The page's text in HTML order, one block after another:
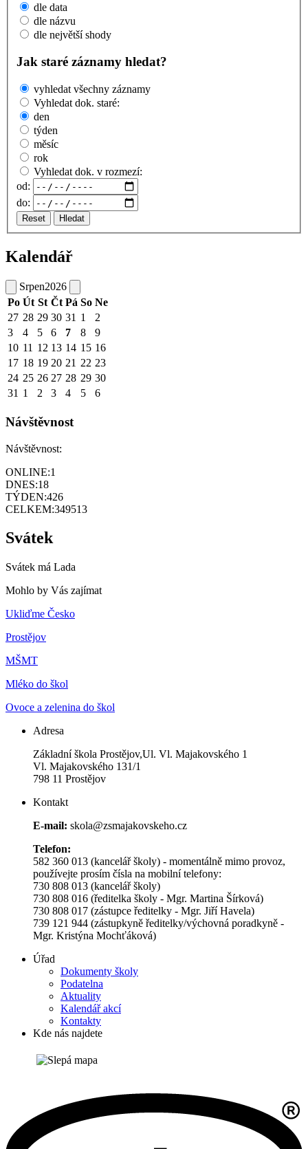
dle data
dle názvu
dle největší shody
Jak staré záznamy hledat?
vyhledat všechny záznamy
Vyhledat dok. staré:
den
týden
měsíc
rok
Vyhledat dok. v rozmezí:
od:
do:
Reset Hledat
Kalendář
Srpen2026
Po Út St Čt Pá So Ne
27 28 29 30 31 1
2
3
4 5 6 7 8
9
10 11 12 13 14 15 16
17 18 19 20 21 22 23
24 25 26 27 28 29 30
31 1 2 3 4 5 6
Návštěvnost
Návštěvnost:
ONLINE:1
DNES:18
TÝDEN:426
CELKEM:349513
Svátek
Svátek má Lada
Mohlo by Vás zajímat
Ukliďme Česko
Prostějov
MŠMT
Mléko do škol
Ovoce a zelenina do škol
Adresa
Základní škola Prostějov,Ul. Vl. Majakovského 1
Vl. Majakovského 131/1
798 11 Prostějov
Kontakt
E-mail: skola@zsmajakovskeho.cz
Telefon:
582 360 013 (kancelář školy) - momentálně mimo provoz,
používejte prosím čísla na mobilní telefony:
730 808 013 (kancelář školy)
730 808 016 (ředitelka školy - Mgr. Martina Šírková)
730 808 017 (zástupce ředitelky - Mgr. Jiří Havela)
739 121 944 (zástupkyně ředitelky/výchovná poradkyně -
Mgr. Kristýna Mochťáková)
Úřad
Dokumenty školy
Podatelna
Aktuality
Kalendář akcí
Kontakty
Kde nás najdete